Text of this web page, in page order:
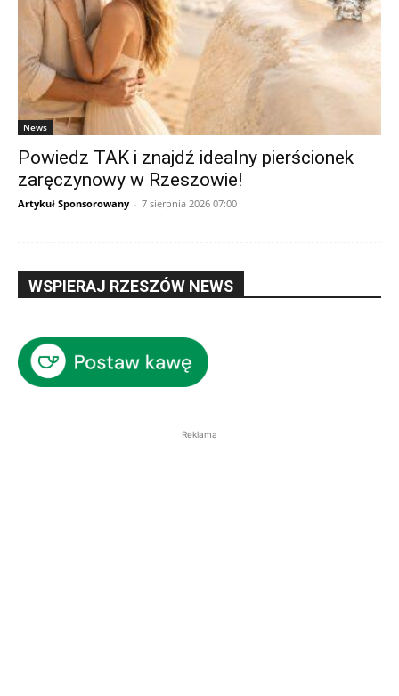
News
Powiedz TAK i znajdź idealny pierścionek
zaręczynowy w Rzeszowie!
Artykuł Sponsorowany - 7 sierpnia 2026 07:00
WSPIERAJ RZESZÓW NEWS
Reklama